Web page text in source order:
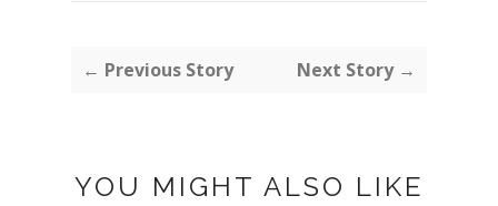
← Previous Story Next Story →
YOU MIGHT ALSO LIKE